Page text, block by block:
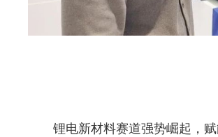
锂电新材料赛道强势崛起，